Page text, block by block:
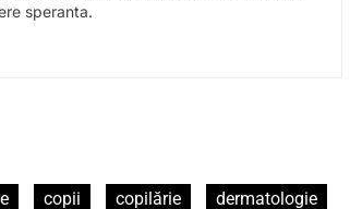
speranta.
copii copilărie
dermatologie